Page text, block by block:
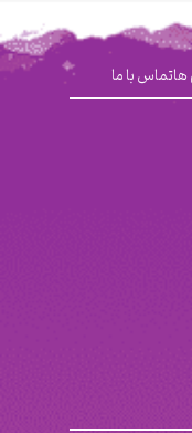
تماس با ما